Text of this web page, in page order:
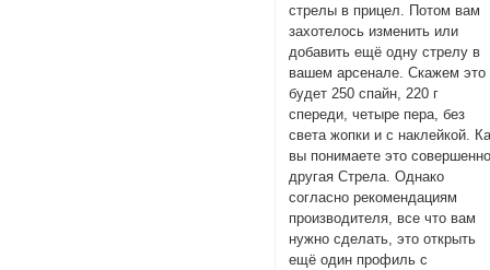
стрелы в прицел. Потом вам
захотелось изменить или
добавить ещё одну стрелу в
вашем арсенале. Скажем это
будет 250 спайн, 220 г
спереди, четыре пера, без
света жопки и с наклейкой.
вы понимаете это
другая Стрела. Однако
согласно рекомендациям
производителя, все что вам
нужно сделать, это открыть
ещё один профиль с